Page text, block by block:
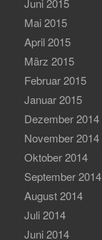
Juni 2015
Mai 2015
April 2015
März 2015
Februar 2015
Januar 2015
Dezember 2014
November 2014
Oktober 2014
September 2014
August 2014
Juli 2014
Juni 2014